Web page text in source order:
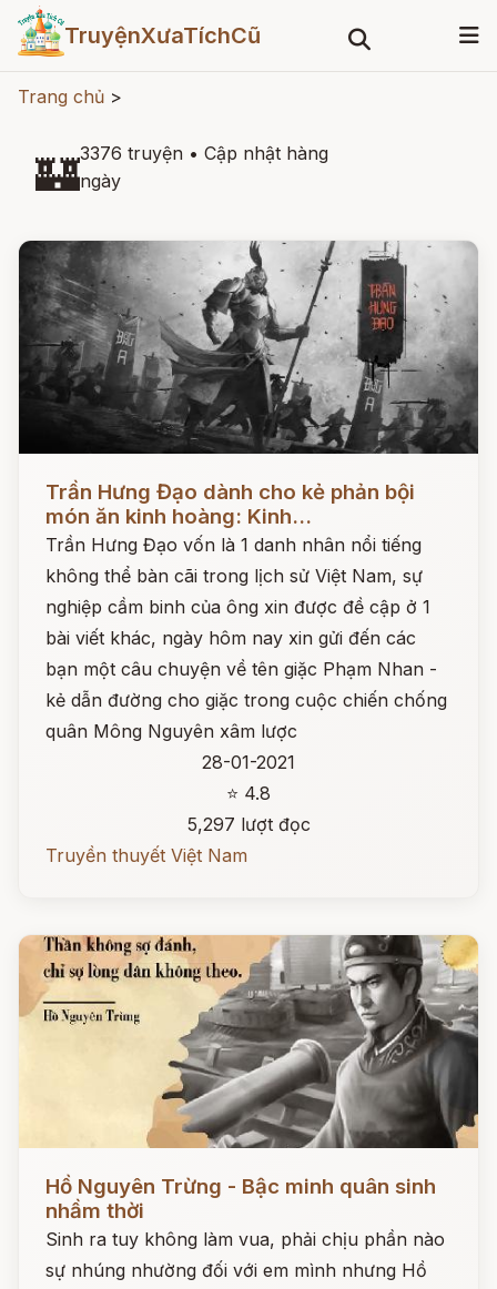
TruyệnXưaTíchCũ
Trang chủ >
🏰3376 truyện • Cập nhật hàng
ngày
Đọc ngay
Trần Hưng Đạo dành cho kẻ phản bội
món ăn kinh hoàng: Kinh...
Trần Hưng Đạo vốn là 1 danh nhân nổi tiếng
không thể bàn cãi trong lịch sử Việt Nam, sự
nghiệp cầm binh của ông xin được đề cập ở 1
bài viết khác, ngày hôm nay xin gửi đến các
bạn một câu chuyện về tên giặc Phạm Nhan -
kẻ dẫn đường cho giặc trong cuộc chiến chống
quân Mông Nguyên xâm lược
28-01-2021
⭐ 4.8
5,297 lượt đọc
Truyền thuyết Việt Nam
Đọc ngay
Hồ Nguyên Trừng - Bậc minh quân sinh
nhầm thời
Sinh ra tuy không làm vua, phải chịu phần nào
sự nhúng nhường đối với em mình nhưng Hồ